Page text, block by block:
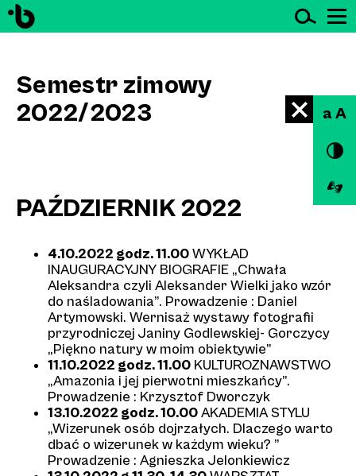
Przejdź do treści
Semestr zimowy
2022/2023
PAŹDZIERNIK 2022
4.10.2022 godz. 11.00WYKŁAD
INAUGURACYJNY BIOGRAFIE „Chwała
Aleksandra czyli Aleksander Wielki jako wzór
do naśladowania”. Prowadzenie : Daniel
Artymowski. Wernisaż wystawy fotografii
przyrodniczej Janiny Godlewskiej- Gorczycy
„Piękno natury w moim obiektywie”
11.10.2022 godz. 11.00 KULTUROZNAWSTWO
„Amazonia i jej pierwotni mieszkańcy”.
Prowadzenie : Krzysztof Dworczyk
13.10.2022 godz. 10.00AKADEMIA STYLU
„Wizerunek osób dojrzałych. Dlaczego warto
dbać o wizerunek w każdym wieku? ”
Prowadzenie : Agnieszka Jelonkiewicz
a A